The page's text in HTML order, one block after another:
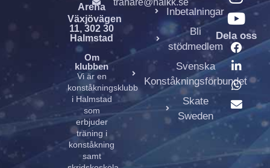
Arena
Växjövägen
11, 302 30
Halmstad
Om
klubben
Vi är en
konståkningsklubb
i Halmstad
som
erbjuder
träning i
konståkning
samt
Inbetalningar
Bli
stödmedlem
Svenska
Konståkningsförbundet
Skate
Sweden
Dela oss